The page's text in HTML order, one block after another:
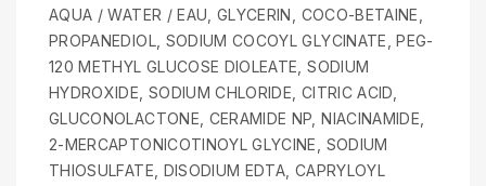
AQUA / WATER / EAU, GLYCERIN, COCO-BETAINE,
PROPANEDIOL, SODIUM COCOYL GLYCINATE, PEG-
120 METHYL GLUCOSE DIOLEATE, SODIUM
HYDROXIDE, SODIUM CHLORIDE, CITRIC ACID,
GLUCONOLACTONE, CERAMIDE NP, NIACINAMIDE,
2-MERCAPTONICOTINOYL GLYCINE, SODIUM
THIOSULFATE, DISODIUM EDTA, CAPRYLOYL